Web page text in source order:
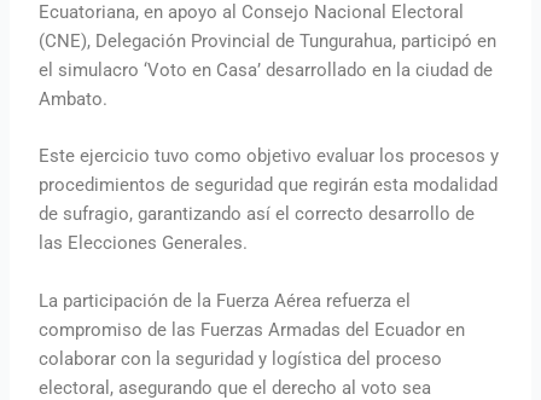
Ecuatoriana, en apoyo al Consejo Nacional Electoral
(CNE), Delegación Provincial de Tungurahua, participó en
el simulacro ‘Voto en Casa’ desarrollado en la ciudad de
Ambato.
Este ejercicio tuvo como objetivo evaluar los procesos y
procedimientos de seguridad que regirán esta modalidad
de sufragio, garantizando así el correcto desarrollo de
las Elecciones Generales.
La participación de la Fuerza Aérea refuerza el
compromiso de las Fuerzas Armadas del Ecuador en
colaborar con la seguridad y logística del proceso
electoral, asegurando que el derecho al voto sea